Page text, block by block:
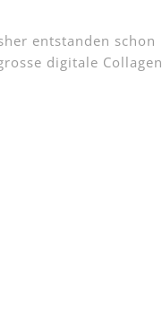
entstanden schon
digitale Collagen